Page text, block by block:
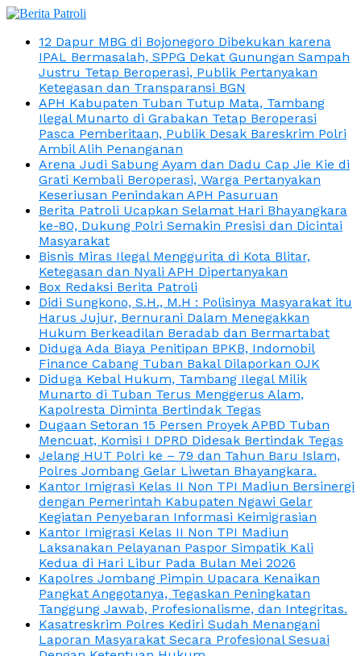
12 Dapur MBG di Bojonegoro Dibekukan karena
IPAL Bermasalah, SPPG Dekat Gunungan Sampah
Justru Tetap Beroperasi, Publik Pertanyakan
Ketegasan dan Transparansi BGN
APH Kabupaten Tuban Tutup Mata, Tambang
Ilegal Munarto di Grabakan Tetap Beroperasi
Pasca Pemberitaan, Publik Desak Bareskrim Polri
Ambil Alih Penanganan
Arena Judi Sabung Ayam dan Dadu Cap Jie Kie di
Grati Kembali Beroperasi, Warga Pertanyakan
Keseriusan Penindakan APH Pasuruan
Berita Patroli Ucapkan Selamat Hari Bhayangkara
ke-80, Dukung Polri Semakin Presisi dan Dicintai
Masyarakat
Bisnis Miras Ilegal Menggurita di Kota Blitar,
Ketegasan dan Nyali APH Dipertanyakan
Box Redaksi Berita Patroli
Didi Sungkono, S.H., M.H : Polisinya Masyarakat itu
Harus Jujur, Bernurani Dalam Menegakkan
Hukum Berkeadilan Beradab dan Bermartabat
Diduga Ada Biaya Penitipan BPKB, Indomobil
Finance Cabang Tuban Bakal Dilaporkan OJK
Diduga Kebal Hukum, Tambang Ilegal Milik
Munarto di Tuban Terus Menggerus Alam,
Kapolresta Diminta Bertindak Tegas
Dugaan Setoran 15 Persen Proyek APBD Tuban
Mencuat, Komisi I DPRD Didesak Bertindak Tegas
Jelang HUT Polri ke – 79 dan Tahun Baru Islam,
Polres Jombang Gelar Liwetan Bhayangkara.
Kantor Imigrasi Kelas II Non TPI Madiun Bersinergi
dengan Pemerintah Kabupaten Ngawi Gelar
Kegiatan Penyebaran Informasi Keimigrasian
Kantor Imigrasi Kelas II Non TPI Madiun
Laksanakan Pelayanan Paspor Simpatik Kali
Kedua di Hari Libur Pada Bulan Mei 2026
Kapolres Jombang Pimpin Upacara Kenaikan
Pangkat Anggotanya, Tegaskan Peningkatan
Tanggung Jawab, Profesionalisme, dan Integritas.
Kasatreskrim Polres Kediri Sudah Menangani
Laporan Masyarakat Secara Profesional Sesuai